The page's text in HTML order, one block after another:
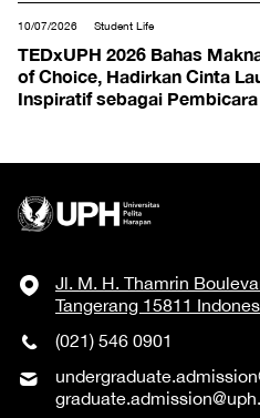
10/07/2026 Student Life
TEDxUPH 2026 Bahas
of Choice, Hadirkan Cinta
Inspiratif sebagai Pembicara
Jl. M. H. Thamrin
Tangerang 15811
(021) 546 0901